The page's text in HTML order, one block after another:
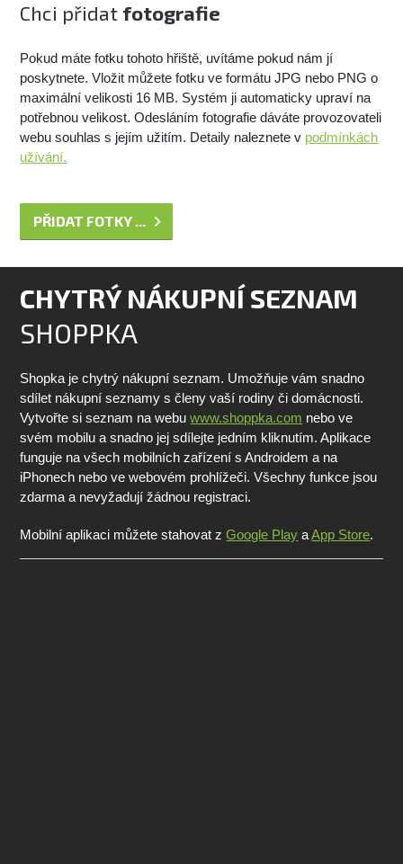
Chci přidat fotografie
Pokud máte fotku tohoto hřiště, uvítáme pokud nám jí
poskytnete. Vložit můžete fotku ve formátu JPG nebo PNG o
maximální velikosti 16 MB. Systém ji automaticky upraví na
potřebnou velikost. Odesláním fotografie dáváte provozovateli
webu souhlas s jejím užitím. Detaily naleznete v podmínkách
užívání.
PŘIDAT FOTKY ...
CHYTRÝ NÁKUPNÍ SEZNAM
SHOPPKA
Shopka je chytrý nákupní seznam. Umožňuje vám snadno
sdílet nákupní seznamy s členy vaší rodiny či domácnosti.
Vytvořte si seznam na webuwww.shoppka.com nebo ve
svém mobilu a snadno jej sdílejte jedním kliknutím. Aplikace
funguje na všech mobilních zařízení s Androidem a na
iPhonech nebo ve webovém prohlížeči. Všechny funkce jsou
zdarma a nevyžadují žádnou registraci.
Mobilní aplikaci můžete stahovat zGoogle Play aApp Store.